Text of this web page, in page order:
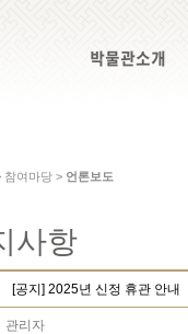
박물관소개
참여마당 > 언론보도
사항
[공지] 2025년 신정 휴관 안내
관리자